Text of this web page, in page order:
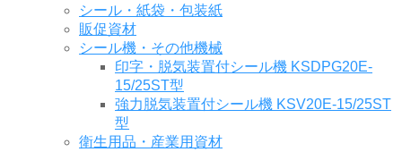
シール・紙袋・包装紙
販促資材
シール機・その他機械
印字・脱気装置付シール機 KSDPG20E-
15/25ST型
強力脱気装置付シール機 KSV20E-15/25ST
型
衛生用品・産業用資材